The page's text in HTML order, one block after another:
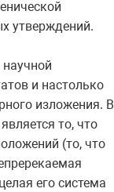
утверждений.
и настолько
изложения. В
то, что
(то, что
его система